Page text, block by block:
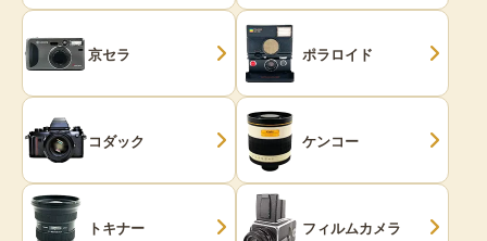
京セラ ポラロイド
コダック ケンコー
トキナー フィルムカメラ